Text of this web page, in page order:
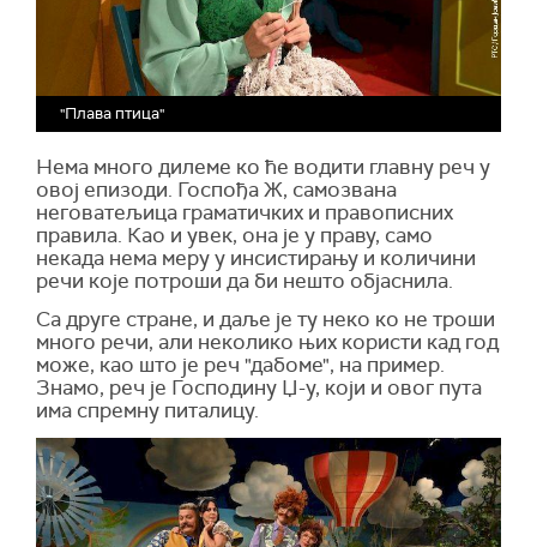
"Плава птица"
Нема много дилеме ко ће водити главну реч у
овој епизоди. Госпођа Ж, самозвана
неговатељица граматичких и правописних
правила. Као и увек, она је у праву, само
некада нема меру у инсистирању и количини
речи које потроши да би нешто објаснила.
Са друге стране, и даље је ту неко ко не троши
много речи, али неколико њих користи кад год
може, као што је реч "дабоме", на пример.
Знамо, реч је Господину Џ-у, који и овог пута
има спремну питалицу.